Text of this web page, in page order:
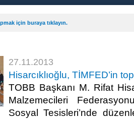
için buraya tıklayın.
27.11.2013
Hisarcıklıoğlu, TİMFED’in
TOBB Başkanı M. Rifat
Malzemecileri
Sosyal Tesisleri’nde